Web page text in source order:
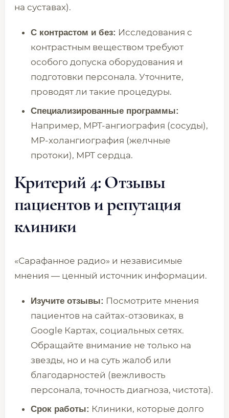
на суставах).
С контрастом и без: Исследования с
контрастным веществом требуют
особого допуска оборудования и
подготовки персонала. Уточните,
проводят ли такие процедуры.
Специализированные программы:
Например, МРТ-ангиография (сосуды),
МР-холангиография (желчные
протоки), МРТ сердца.
Критерий 4: Отзывы
пациентов и репутация
клиники
«Сарафанное радио» и независимые
мнения — ценный источник информации.
Изучите отзывы: Посмотрите мнения
пациентов на сайтах-отзовиках, в
Google Картах, социальных сетях.
Обращайте внимание не только на
звезды, но и на суть жалоб или
благодарностей (вежливость
персонала, точность диагноза, чистота).
Срок работы: Клиники, которые долго